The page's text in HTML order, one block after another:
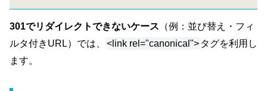
301でリダイレクトできないケース （例：並び替え・フィ
ルタ付きURL）では、
<link rel="canonical"> タグを利用し
ます。